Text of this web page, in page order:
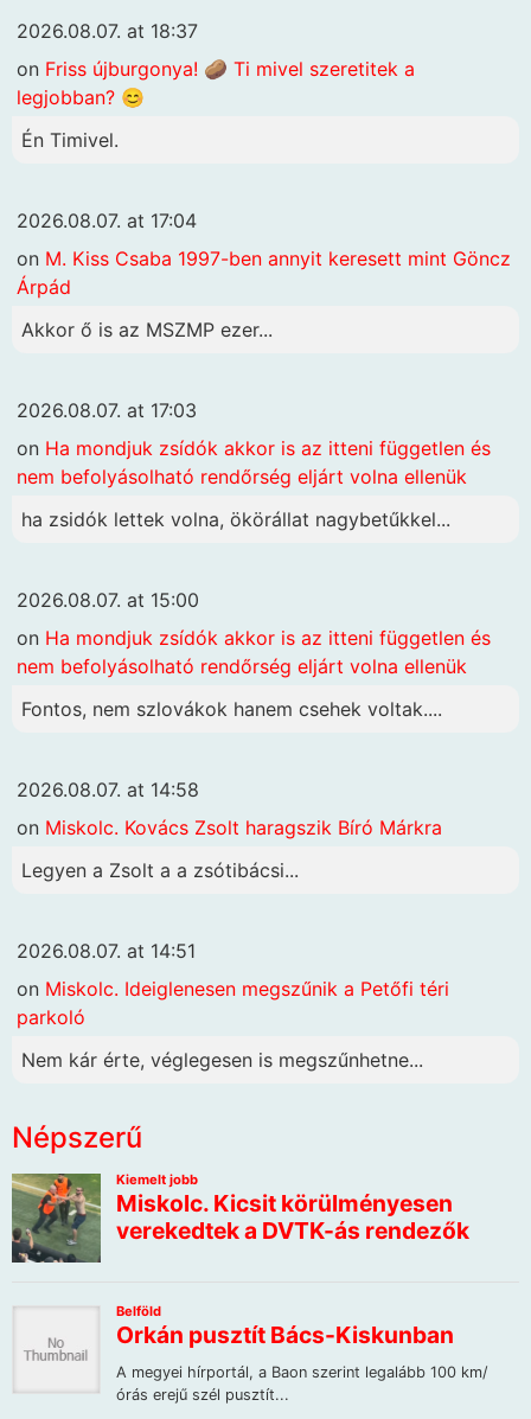
2026.08.07. at 18:37
on Friss újburgonya! 🥔 Ti mivel szeretitek a
legjobban? 😊
Én Timivel.
2026.08.07. at 17:04
on M. Kiss Csaba 1997-ben annyit keresett mint Göncz
Árpád
Akkor ő is az MSZMP ezer...
2026.08.07. at 17:03
on Ha mondjuk zsídók akkor is az itteni független és
nem befolyásolható rendőrség eljárt volna ellenük
ha zsidók lettek volna, ökörállat nagybetűkkel...
2026.08.07. at 15:00
on Ha mondjuk zsídók akkor is az itteni független és
nem befolyásolható rendőrség eljárt volna ellenük
Fontos, nem szlovákok hanem csehek voltak....
2026.08.07. at 14:58
on Miskolc. Kovács Zsolt haragszik Bíró Márkra
Legyen a Zsolt a a zsótibácsi...
2026.08.07. at 14:51
on Miskolc. Ideiglenesen megszűnik a Petőfi téri
parkoló
Nem kár érte, véglegesen is megszűnhetne...
Népszerű